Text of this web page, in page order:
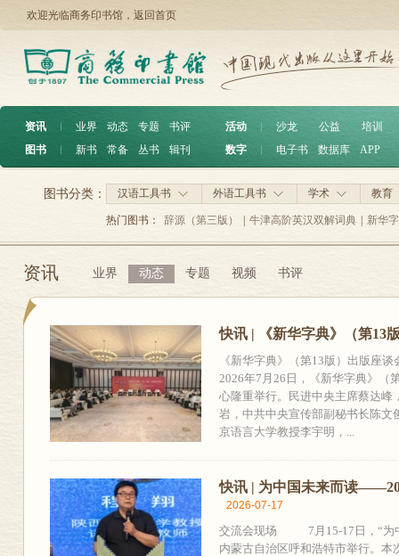
欢迎光临商务印书馆， 返回首页
资讯 ︱ 业界 动态 专题
书评
图书
︱ 新书 常备 丛书 辑刊
活动 沙龙 公益
培训
数字
电子书 数据库 APP
汉语工具书 外语工具书 学术 教育
图书分类：
热门图书： 辞源（第三版） 牛津高阶英汉双解词典 新华
资讯 业界 动态 专题 视频 书评
快讯 | 《新华字典》（第13
《新华字典》（第13版）出版
2026年7月26日，《新华字典》（
心隆重举行。民进中央主席蔡达峰
岩，中共中央宣传部副秘书长陈文
京语言大学教授李宇明，...
快讯 | 为中国未来而读
2026-07-17
交流会现场 7月15-17日，“为
内蒙古自治区呼和浩特市举行。